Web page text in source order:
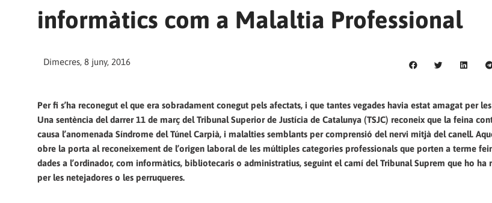
informàtics com a Malaltia Professional
Dimecres, 8 juny, 2016
Per fi s’ha reconegut el que era sobradament conegut pels afectats, i que tantes vegades havia estat amagat per
Una sentència del darrer 11 de març del Tribunal Superior de Justícia de Catalunya (TSJC) reconeix que la feina
causa l’anomenada Síndrome del Túnel Carpià, i malalties semblants per comprensió del nervi mitjà del canell.
obre la porta al reconeixement de l’origen laboral de les múltiples categories professionals que porten a terme
dades a l’ordinador, com informàtics, bibliotecaris o administratius, seguint el camí del Tribunal Suprem que ho ha
per les netejadores o les perruqueres.